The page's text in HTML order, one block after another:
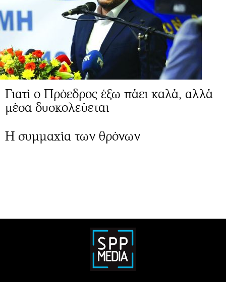
Γιατί ο Πρόεδρος έξω πάει καλά, αλλά
μέσα δυσκολεύεται
Η συμμαχία των θρόνων